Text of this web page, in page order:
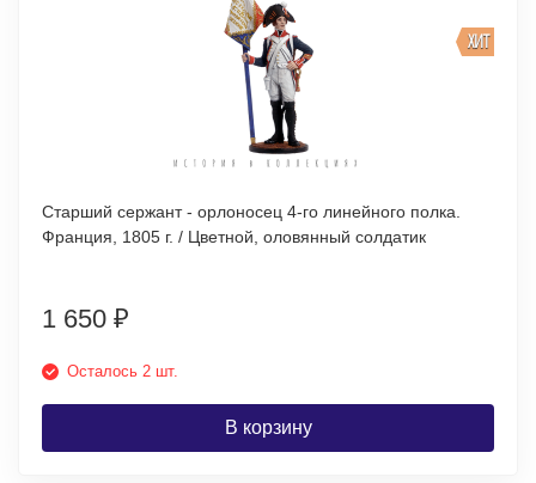
ХИТ
Старший сержант - орлоносец 4-го линейного полка.
Франция, 1805 г. / Цветной, оловянный солдатик
1 650 ₽
Осталось 2 шт.
В корзину